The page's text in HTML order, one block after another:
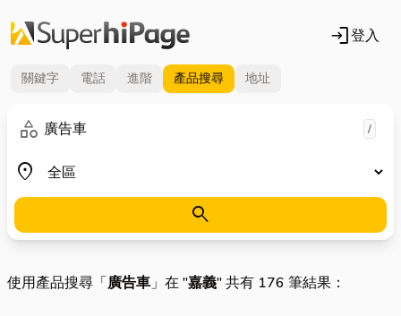
login登入
關鍵字 電話 進階 產品搜尋 地址
category
關鍵字 /
place
地區
search
使用產品搜尋「廣告車」在 "嘉義" 共有 176 筆結果：